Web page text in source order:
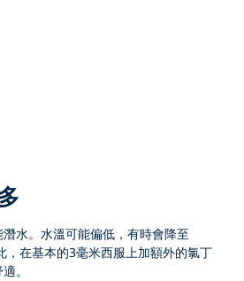
水。水溫可能偏低，有時會降至
，在基本的3毫米西服上加額外的氯丁
。